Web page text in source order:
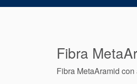
Fibra
Fibra MetaAramid